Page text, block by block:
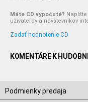
Máte CD vypočuté?
užívateľov a návštevníkov
Zadať hodnotenie CD
KOMENTÁRE K
Podmienky predaja